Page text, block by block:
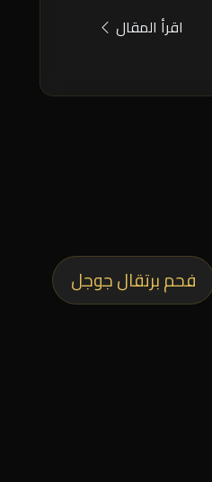
اقرأ المقال
فحم برتقال جوجل